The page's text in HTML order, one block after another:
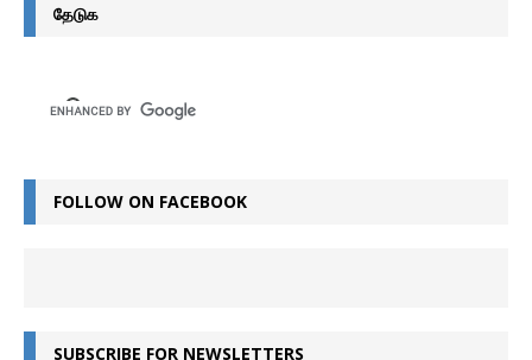
தேடுக
FOLLOW ON FACEBOOK
SUBSCRIBE FOR NEWSLETTERS